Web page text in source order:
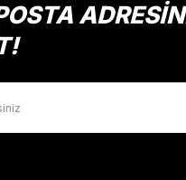
Çocuk Bebek Kot Şort
ORTA MAVİ